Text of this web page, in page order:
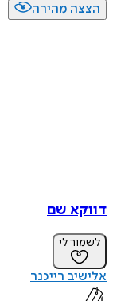
הצצה מהירה
דווקא שם
לשמור לי
אלישיב רייכנר